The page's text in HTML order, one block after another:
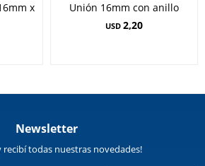
x
Unión 16mm con anillo
USD 2,20
Newsletter
recibí todas nuestras novedades!